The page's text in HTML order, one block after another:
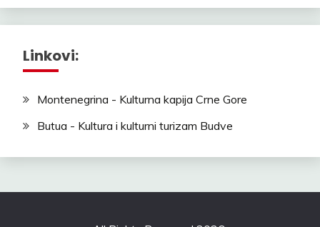
Linkovi:
Montenegrina - Kulturna kapija Crne Gore
Butua - Kultura i kulturni turizam Budve